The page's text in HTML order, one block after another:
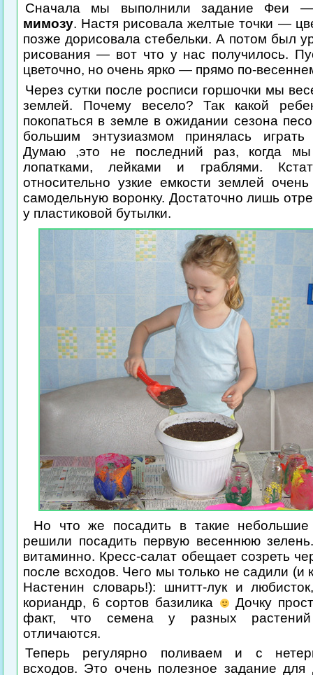
Сначала мы выполнили задание Феи
мимозу. Настя рисовала желтые точки —
позже дорисовала стебельки. А потом был
рисования — вот что у нас получилось.
цветочно, но очень ярко — прямо по-
Через сутки после росписи горшочки мы
землей. Почему весело? Так какой
покопаться в земле в ожидании сезона
большим энтузиазмом принялась
Думаю ,это не последний раз, когда мы
лопатками, лейками и граблями.
относительно узкие емкости землей
самодельную воронку. Достаточно лишь
у пластиковой бутылки.
Но что же посадить в такие
решили посадить первую весеннюю
витаминно. Кресс-салат обещает созреть
после всходов. Чего мы только не садили (и
Настенин словарь!): шнитт-лук и
кориандр, 6 сортов базилика
Дочку
факт, что семена у разных
отличаются.
Теперь регулярно поливаем и с
всходов. Это очень полезное задание для